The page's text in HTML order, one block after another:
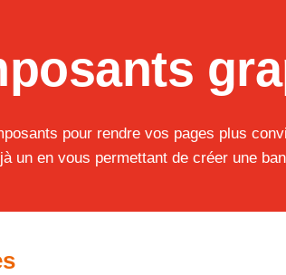
pour rendre vos pages plus
un en vous permettant de créer une